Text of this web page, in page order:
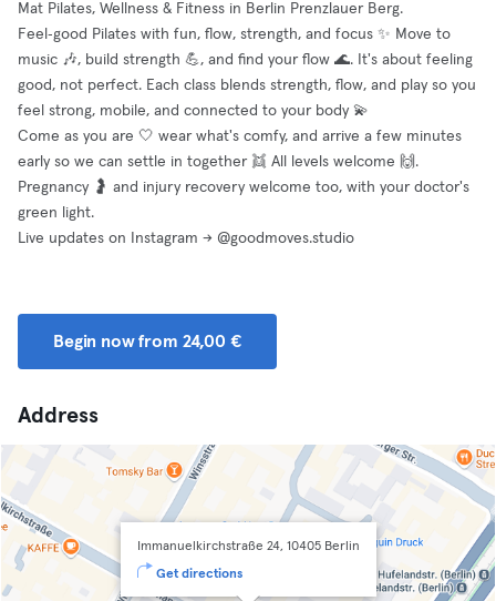
Mat Pilates, Wellness & Fitness in Berlin Prenzlauer Berg.
Feel‑good Pilates with fun, flow, strength, and focus ✨ Move to
music 🎶, build strength 💪, and find your flow 🌊. It's about feeling
good, not perfect. Each class blends strength, flow, and play so you
feel strong, mobile, and connected to your body 💫
Come as you are 🤍 wear what's comfy, and arrive a few minutes
early so we can settle in together 👯 All levels welcome 🙌.
Pregnancy 🤰 and injury recovery welcome too, with your doctor's
green light.
Live updates on Instagram → @goodmoves.studio
Begin now from 24,00 €
Address
Immanuelkirchstraße 24, 10405 Berlin
Get directions